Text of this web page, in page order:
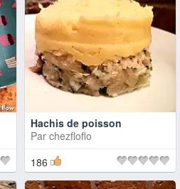
Hachis de poisson
Par chezfloflo
186